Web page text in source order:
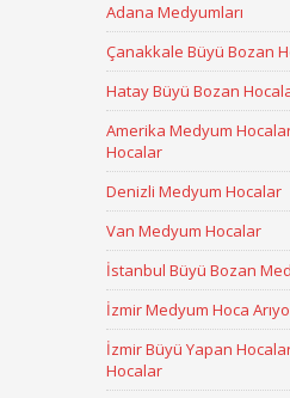
Adana Medyumları
Çanakkale Büyü Bozan
Hatay Büyü Bozan
Amerika Medyum
Hocalar
Denizli Medyum Hocalar
Van Medyum Hocalar
İstanbul Büyü Bozan
İzmir Medyum Hoca
İzmir Büyü Yapan
Hocalar